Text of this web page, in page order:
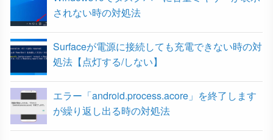
されない時の対処法
Surfaceが電源に接続しても充電できない時の対
処法【点灯する/しない】
エラー「android.process.acore」を終了します
が繰り返し出る時の対処法